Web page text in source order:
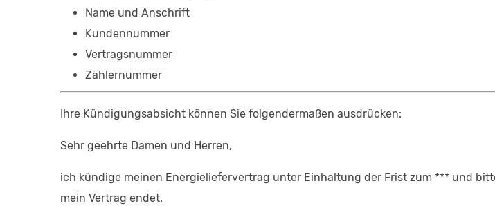
Name und Anschrift
Kundennummer
Vertragsnummer
Zählernummer
Ihre Kündigungsabsicht können Sie folgendermaßen ausdrücken:
Sehr geehrte Damen und Herren,
ich kündige meinen Energieliefervertrag unter Einhaltung der Frist zum *** und
mein Vertrag endet.